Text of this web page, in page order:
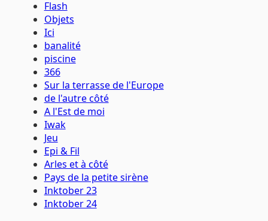
Flash
Objets
Ici
banalité
piscine
366
Sur la terrasse de l'Europe
de l'autre côté
A l'Est de moi
Iwak
Jeu
Epi & Fil
Arles et à côté
Pays de la petite sirène
Inktober 23
Inktober 24